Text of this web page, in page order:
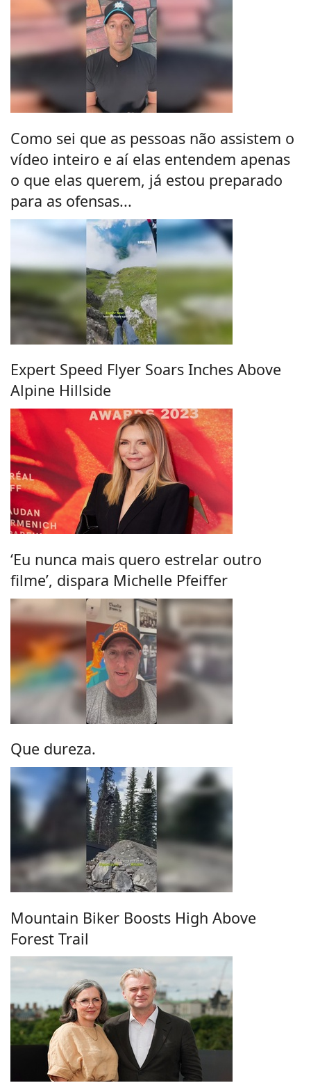
Como sei que as pessoas não assistem o
vídeo inteiro e aí elas entendem apenas
o que elas querem, já estou preparado
para as ofensas...
Expert Speed Flyer Soars Inches Above
Alpine Hillside
‘Eu nunca mais quero estrelar outro
filme’, dispara Michelle Pfeiffer
Que dureza.
Mountain Biker Boosts High Above
Forest Trail